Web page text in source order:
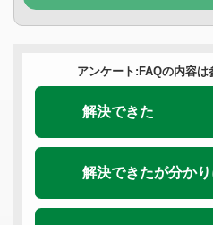
アンケート:FAQの内容は
解決できた
解決できたが分か